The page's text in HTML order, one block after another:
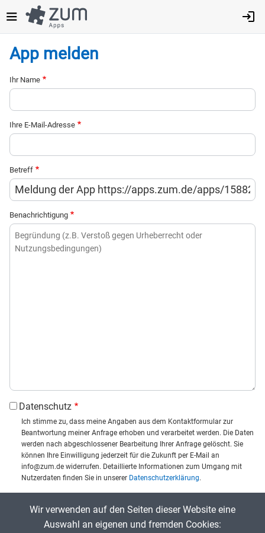
zum
Inhalt
App melden
Ihr Name
Ihre E-Mail-Adresse
Betreff
Benachrichtigung
Datenschutz
Ich stimme zu, dass meine Angaben aus dem Kontaktformular zur
Beantwortung meiner Anfrage erhoben und verarbeitet werden. Die Daten
werden nach abgeschlossener Bearbeitung Ihrer Anfrage gelöscht. Sie
können Ihre Einwilligung jederzeit für die Zukunft per E-Mail an
info@zum.de widerrufen. Detaillierte Informationen zum Umgang mit
Nutzerdaten finden Sie in unserer Datenschutzerklärung.
Captcha eingeben:
Wir verwenden auf den Seiten dieser Website eine
Auswahl an eigenen und fremden Cookies: